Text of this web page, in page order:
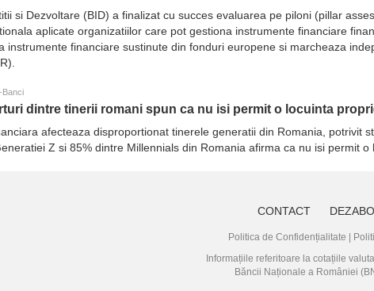
si Dezvoltare (BID) a finalizat cu succes evaluarea pe piloni (pillar
aplicate organizatiilor care pot gestiona instrumente financiare
instrumente financiare sustinute din fonduri europene si marcheaza
Banci
dintre tinerii romani spun ca nu isi permit o locuinta
afecteaza disproportionat tinerele generatii din Romania,
Z si 85% dintre Millennials din Romania afirma ca nu isi permit
CONTACT
Politica de Confidențialitate
Informațiile referitoare la cotațiile
Băncii Naționale a României